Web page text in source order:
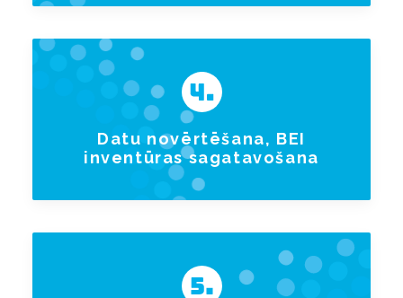
Datu novērtēšana, BEI
inventūras sagatavošana